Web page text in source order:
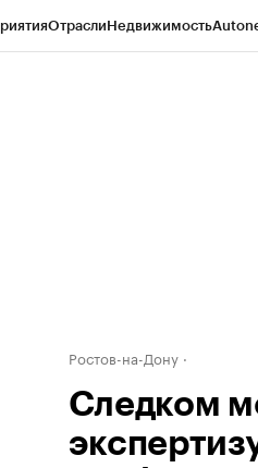
ОтраслиНедвижимость
Ростов-на-Дону
Следком